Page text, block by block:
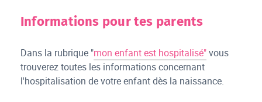
Informations pour tes parents
Dans la rubrique "mon enfant est hospitalisé"vous
trouverez toutes les informations concernant
l'hospitalisation de votre enfant dès la naissance.